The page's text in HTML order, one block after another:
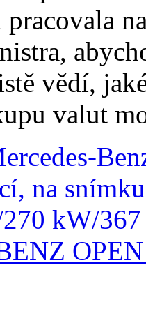
vědí,
valut